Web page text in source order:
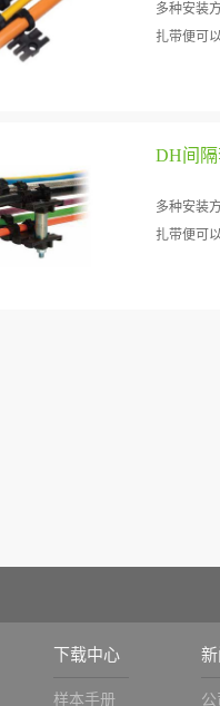
多种安装
扎带便可
DH间
多种安装
扎带便可
下载中心
样本手册
新
公